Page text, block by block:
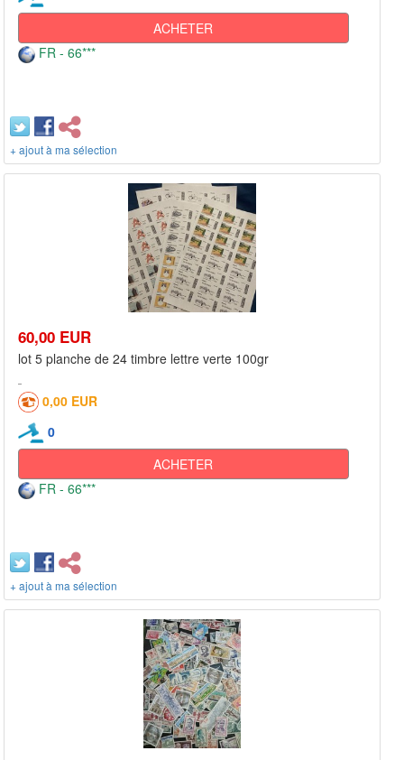
ACHETER
FR - 66***
+ ajout à ma sélection
60,00 EUR
lot 5 planche de 24 timbre lettre verte 100gr
0,00 EUR
0
ACHETER
FR - 66***
+ ajout à ma sélection